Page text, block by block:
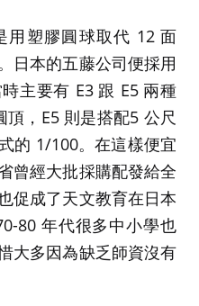
用塑膠圓球取代 12 面
日本的五藤公司便採用
主要有 E3 跟 E5 兩種
，E5 則是搭配5 公尺
的 1/100。在這樣便宜
曾經大批採購配發給全
促成了天文教育在日本
80 年代很多中小學也
大多因為缺乏師資沒有